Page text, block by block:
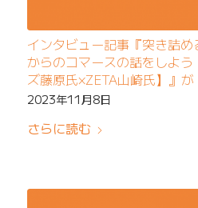
インタビュー記事『突き詰
からのコマースの話をしよ
ズ藤原氏×ZETA山崎氏】』
2023年11月8日
さらに読む